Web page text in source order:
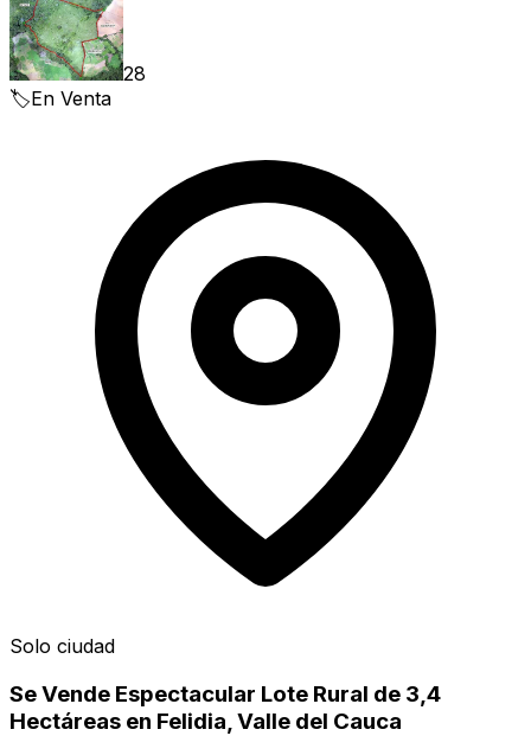
28
🏷️En Venta
Solo ciudad
Se Vende Espectacular Lote Rural de 3,4
Hectáreas en Felidia, Valle del Cauca